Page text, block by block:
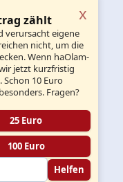
zählt
verursacht eigene
nicht, um die
Wenn haOlam-
jetzt kurzfristig
Schon 10 Euro
Fragen?
25 Euro
100 Euro
Helfen
x